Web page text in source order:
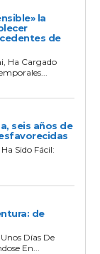
la
de
Ha Cargado
seis años de
Sido Fácil:
de
Días De
En...